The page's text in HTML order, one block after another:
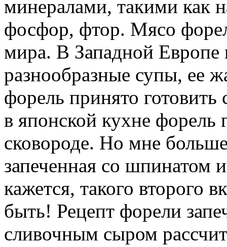
минералами, такими как
фосфор, фтор. Мясо
мира. В Западной Европе
разнообразные супы, ее
форель принято
в японской кухне форель
сковороде. Но мне
запеченная со
кажется, такого второго
быть! Рецепт форели
сливочным сыром